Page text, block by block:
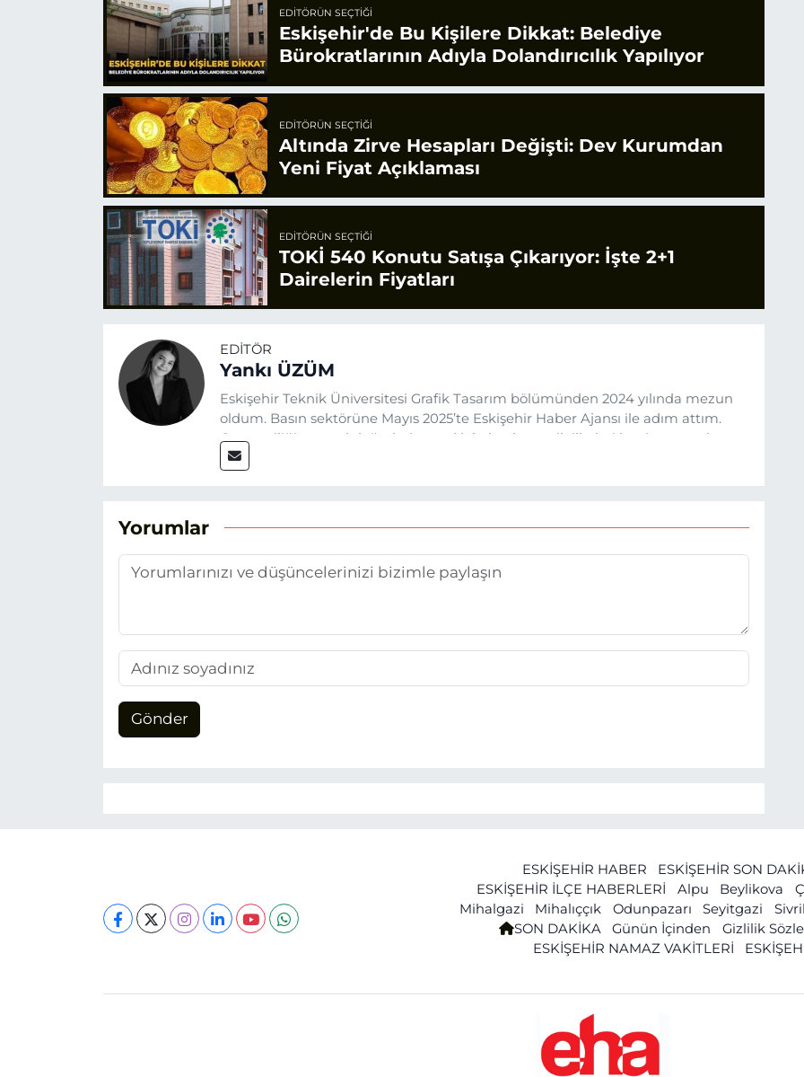
EDITÖRÜN SEÇTIĞI
Eskişehir'de Bu Kişilere Dikkat: Belediye
Bürokratlarının Adıyla Dolandırıcılık Yapılıyor
EDITÖRÜN SEÇTIĞI
Altında Zirve Hesapları Değişti: Dev Kurumdan
Yeni Fiyat Açıklaması
EDITÖRÜN SEÇTIĞI
TOKİ 540 Konutu Satışa Çıkarıyor: İşte 2+1
Dairelerin Fiyatları
EDITÖR
Yankı ÜZÜM
Eskişehir Teknik Üniversitesi Grafik Tasarım bölümünden 2024 yılında mezun
oldum. Basın sektörüne Mayıs 2025’te Eskişehir Haber Ajansı ile adım attım.
Gazeteciliğin temel değerlerine sadık kalarak ve etik ilkeleri benimseyerek,
Eskişehir gündemini en doğru ve sıcak şekilde takipçilerimize aktarmayı
Yorumlar
Gönder
ESKİŞEHİR HABER ESKİŞEHİR SON
ESKİŞEHİR İLÇE HABERLERİ
Alpu Beylikova
Mihalgazi
Mihalıççık Odunpazarı Seyitgazi
SON DAKİKA
Günün İçinden Gizlilik
ESKİŞEHİR NAMAZ VAKİTLERİ